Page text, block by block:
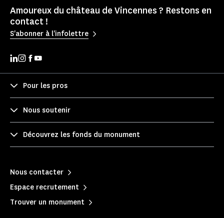
Amoureux du château de Vincennes ? Restons en
contact !
S'abonner à l'infolettre
Pour les pros
Nous soutenir
Découvrez les fonds du monument
Nous contacter
Espace recrutement
Trouver un monument